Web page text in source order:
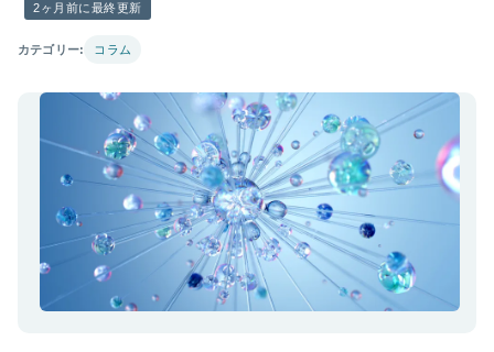
2ヶ月前に最終更新
カテゴリー: コラム